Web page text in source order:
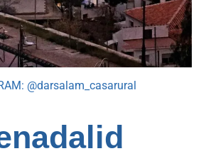
@darsalam_casarural